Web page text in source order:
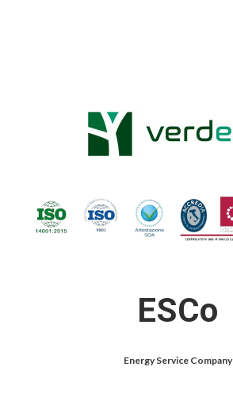
ESCo
Energy Service Company